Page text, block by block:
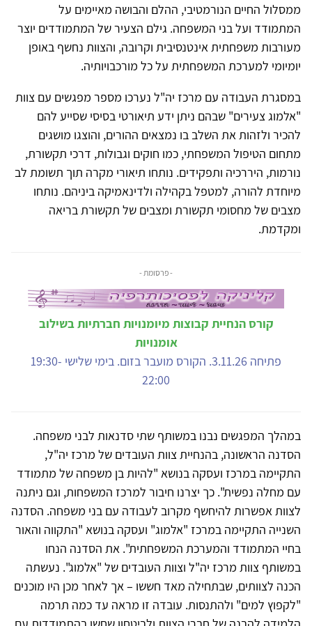
ממסלול החיים הנורמטיבי, ההלם והבושה מאיימים על
המתמודד ועל בני המשפחה. גילם הצעיר של המתמודדים יוצר
מעורבות משפחתית אינטנסיבית וקרובה, והצוות נחשף באופן
יומיומי למערכת המשפחתית על כל מורכבויותיה.
במסגרת העבודה עם מרכז יה"ל נערכו מספר מפגשים עם צוות
"אלמוג צעירים" שבהם ניתן ידע תיאורטי בסיסי שסייע להם
להכיר ולזהות את השלב בו נמצאים ההורים, והוצגו מושגים
מתחום הטיפול המשפחתי, כמו חוקים וגבולות, דרכי תקשורת,
נורמות, היררכיה ותפקידים. נותחו תיאורי מקרה תוך תשומת לב
מיוחדת להורה, למטפל בקהילה ולדינאמיקה ביניהם. נותחו
מצבים של מחסומי תקשורת ומצבים של תקשורת בריאה
ומקדמת.
- פרסומת -
קורס הנחיית קבוצות מיומנויות חברתיות בשילוב
אומנויות
פתיחה 3.11.26. הקורס מועבר בזום. בימי שלישי 19:30-
22:00
במהלך המפגשים נבנו במשותף שתי סדנאות לבני משפחה.
הסדנה הראשונה, בהנחיית צוות העובדים של מרכז יה"ל,
התקיימה במרכז ועסקה בנושא "להיות בן משפחה של מתמודד
עם מחלה נפשית". כך יצרנו חיבור למרכז המשפחות, וגם ניתנה
לצוות אפשרות להיחשף מקרוב לעבודה עם בני משפחה. הסדנה
השנייה התקיימה במרכז "אלמוג" ועסקה בנושא "התקווה והאור
בחיי המתמודד והמערכת המשפחתית". את הסדנה הנחו
במשותף צוות מרכז יה"ל וצוות העובדים של "אלמוג". נעשתה
הכנה לצוותים, שבתחילה מאד חששו – אך לאחר מכן היו מוכנים
"לקפוץ למים" ולהתנסות. עובדה זו מראה עד כמה תרמה